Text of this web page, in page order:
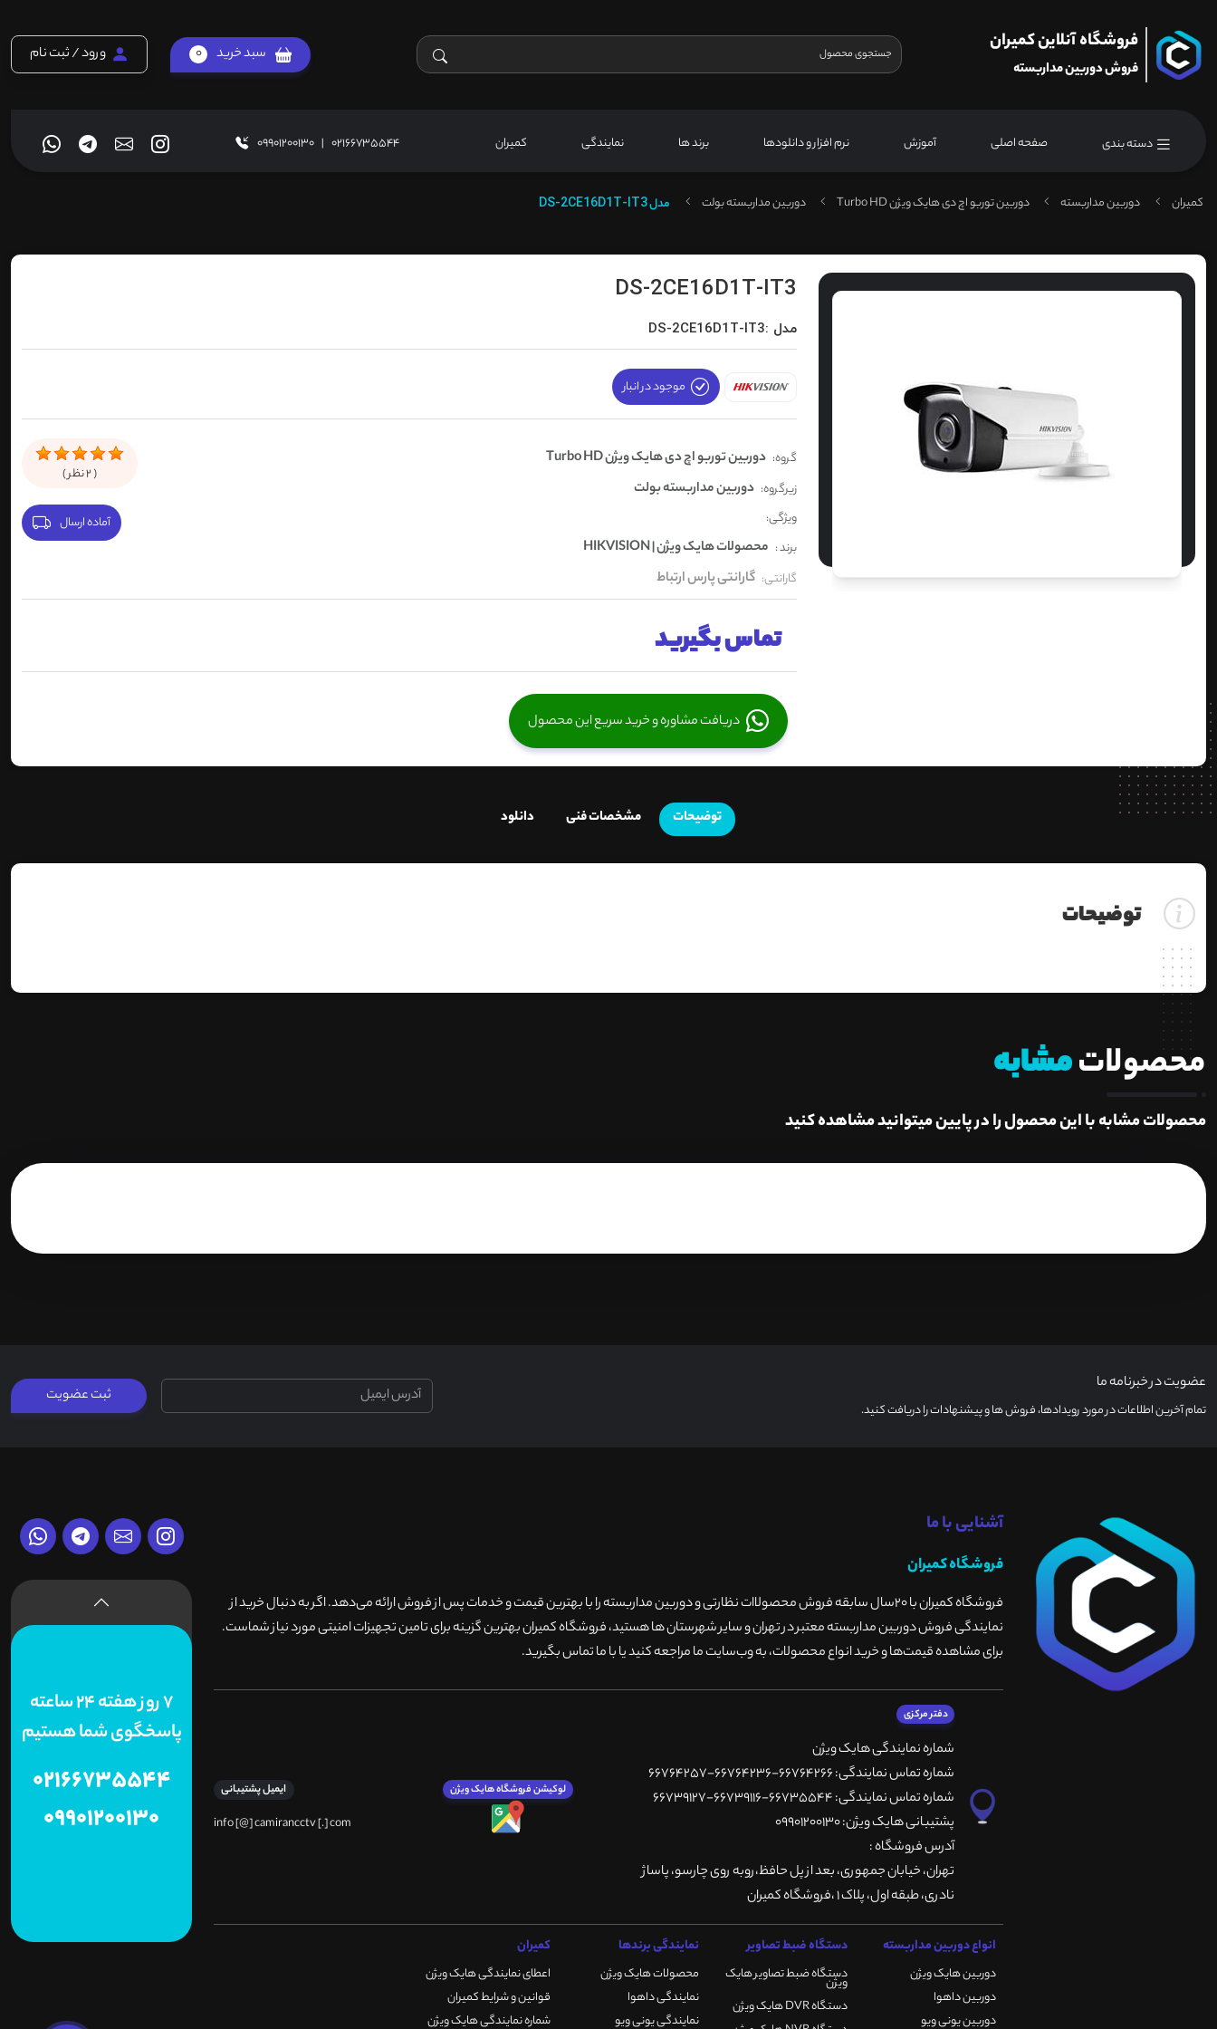
فروشگاه آنلاین کمیران
فروش دوربین مداربسته
سبد خرید 0 ورود / ثبت نام
دسته بندی صفحه اصلی آموزش نرم افزار و دانلودها برند ها نمایندگی کمیران 02166735544
|
09901200130
کمیران دوربین مداربسته دوربین توربو اچ دی هایک ویژن Turbo HD دوربین مداربسته بولت مدلDS-2CE16D1T-IT3
DS-2CE16D1T-IT3
مدل :DS-2CE16D1T-IT3
موجود در انبار
گروه: دوربین توربو اچ دی هایک ویژن Turbo HD
زیرگروه: دوربین مداربسته بولت
ویژگی:
برند : محصولات هایک ویژن | HIKVISION
گارانتی: گارانتی پارس ارتباط
(
2نظر )
آماده ارسال
تماس بگیرید
دریافت مشاوره و خرید سریع این محصول
توضیحات مشخصات فنی دانلود
توضیحات
محصولاتمشابه
محصولات مشابه با این محصول را در پایین میتوانید مشاهده کنید
عضویت در خبرنامه ما
تمام آخرین اطلاعات در مورد رویدادها، فروش ها و پیشنهادات را دریافت کنید.
ثبت عضویت
آشنایی با ما
فروشگاه کمیران
فروشگاه کمیران با ۲۰سال سابقه فروش محصولاات نظارتی و دوربین مداربسته را با بهترین قیمت و خدمات پس از فروش ارائه می‌دهد. اگر به دنبال خرید از
نمایندگی فروش دوربین مداربسته معتبر در تهران و سایر شهرستان ها هستید، فروشگاه کمیران بهترین گزینه برای تامین تجهیزات امنیتی مورد نیاز شماست.
برای مشاهده قیمت‌ها و خرید انواع محصولات، به وب‌سایت ما مراجعه کنید یا با ما تماس بگیرید.
دفتر مرکزی
شماره نمایندگی هایک ویژن
شماره تماس نمایندگی: 66764266-66764236-66764257
شماره تماس نمایندگی: 66735544-66739116-66739127
پشتیبانی هایک ویژن: 09901200130
آدرس فروشگاه :
تهران، خيابان جمهوری، بعد از پل حافظ،روبه روی چارسو، پاساژ
نادری، طبقه اول، پلاک 1 ،فروشگاه کمیران
لوکیشن فروشگاه هایک ویژن ایمیل پشتیبانی
info [@] camirancctv [.] com
انواع دوربین مداربسته
دوربین هایک ویژن
دوربین داهوا
دوربین یونی ویو
دستگاه ضبط تصاویر
دستگاه ضبط تصاویر هایک
ویژن
دستگاه DVR هایک ویژن
نمایندگی برندها
محصولات هایک ویژن
نمایندگی داهوا
نمایندگی یونی ویو
کمیران
اعطای نمایندگی هایک ویژن
قوانین و شرایط کمیران
شماره نمایندگی هایک ویژن
7 روز هفته 24 ساعته
پاسخگوی شما هستیم
02166735544
09901200130